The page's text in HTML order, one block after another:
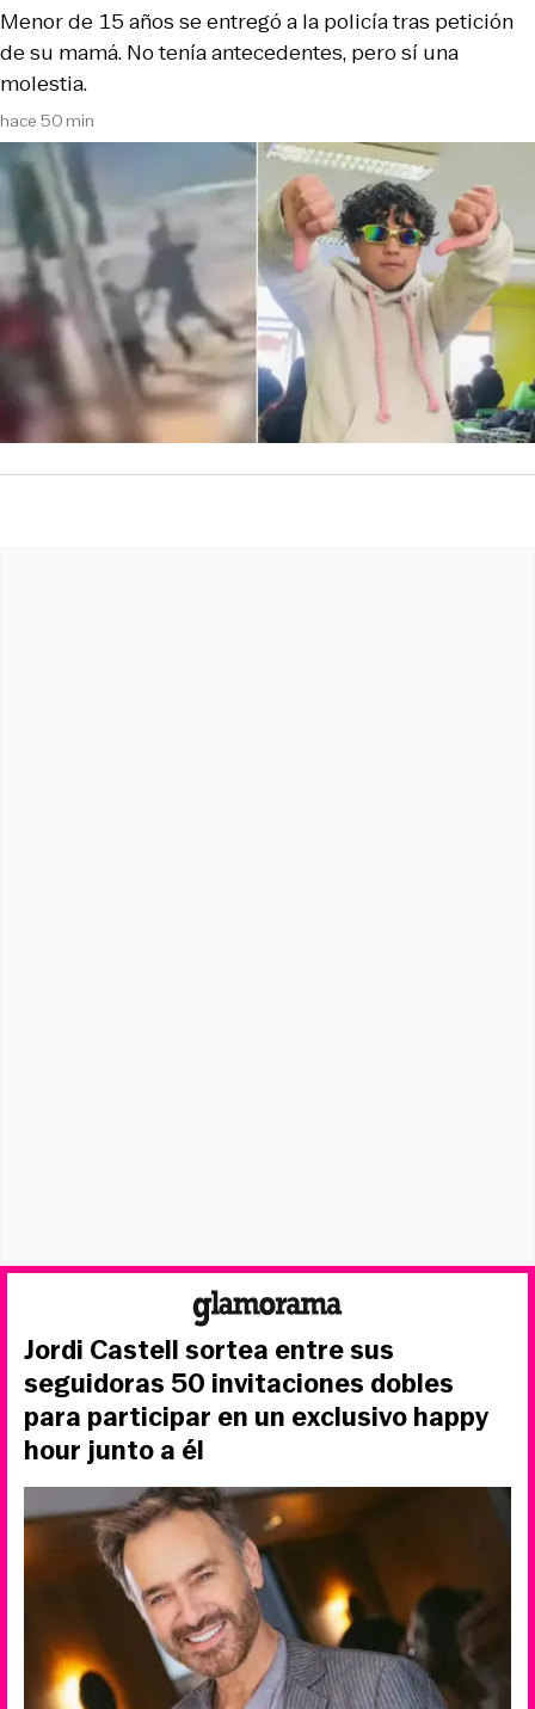
hace 50 min
Menor de 15 años se entregó a la policía tras petición
de su mamá. No tenía antecedentes, pero sí una
molestia.
Jordi Castell sortea entre sus
seguidoras 50 invitaciones dobles
para participar en un exclusivo happy
hour junto a él